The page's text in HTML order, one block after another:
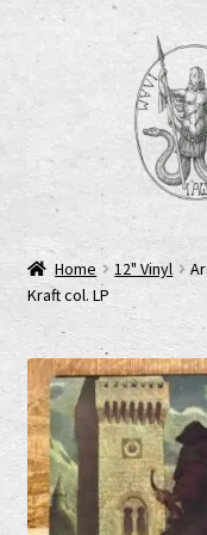
AGB
Cart
Checkout
Cookie-Richtlinie (EU)
Home 12" Vinyl
Kraft col. LP